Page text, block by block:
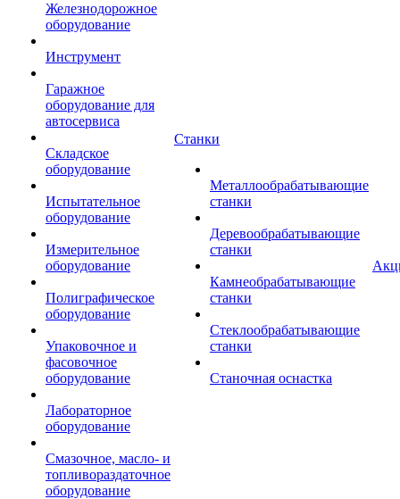
Железнодорожное
оборудование
Инструмент
Гаражное
оборудование для
автосервиса
Складское
оборудование
Испытательное
оборудование
Измерительное
оборудование
Полиграфическое
оборудование
Упаковочное и
фасовочное
оборудование
Лабораторное
оборудование
Смазочное, масло- и
топливораздаточное
оборудование
Станки
Металлообрабатывающие
станки
Деревообрабатывающие
станки
Камнеобрабатывающие
станки
Стеклообрабатывающие
станки
Станочная оснастка